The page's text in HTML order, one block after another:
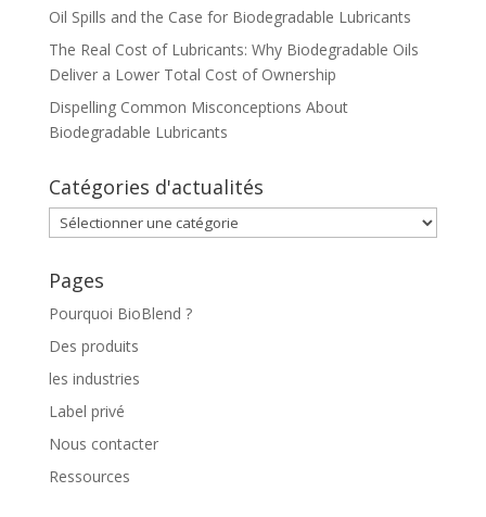
Oil Spills and the Case for Biodegradable Lubricants
The Real Cost of Lubricants: Why Biodegradable Oils
Deliver a Lower Total Cost of Ownership
Dispelling Common Misconceptions About
Biodegradable Lubricants
Catégories d'actualités
Catégories
d'actualités
Pages
Pourquoi BioBlend ?
Des produits
les industries
Label privé
Nous contacter
Ressources